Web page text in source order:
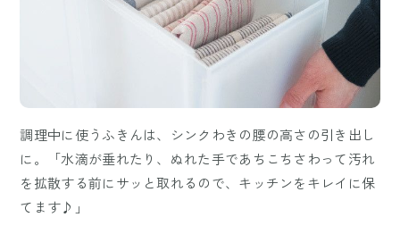
調理中に使うふきんは、シンクわきの腰の高さの引き出し
に。「水滴が垂れたり、ぬれた手であちこちさわって汚れ
を拡散する前にサッと取れるので、キッチンをキレイに保
てます♪」